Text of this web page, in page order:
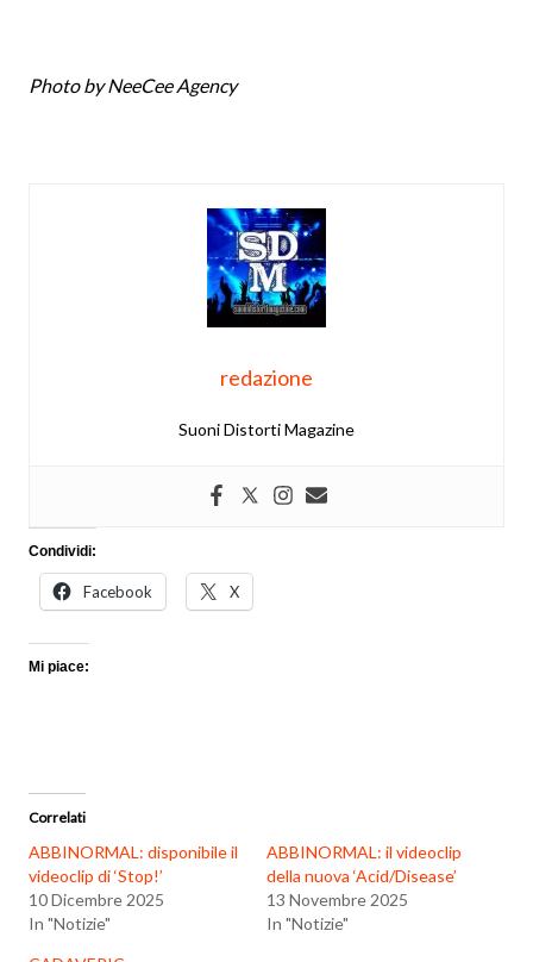
Photo by NeeCee Agency
redazione
Suoni Distorti Magazine
Condividi:
Facebook X
Mi piace:
Correlati
ABBINORMAL: disponibile il
videoclip di ‘Stop!’
10 Dicembre 2025
In "Notizie"
ABBINORMAL: il videoclip
della nuova ‘Acid/Disease’
13 Novembre 2025
In "Notizie"